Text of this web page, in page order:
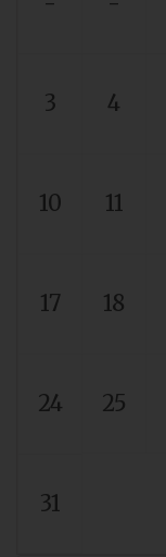
3 4
10 11
17 18
24 25
31